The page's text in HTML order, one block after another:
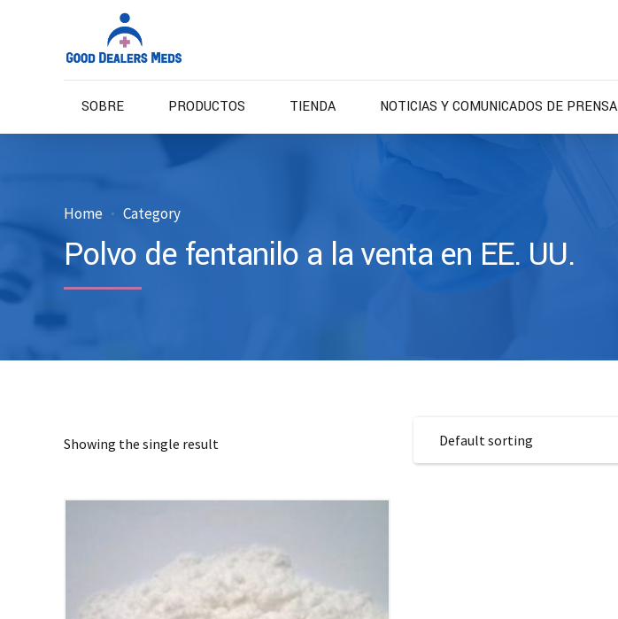
SOBRE PRODUCTOS TIENDA NOTICIAS Y COMUNICADOS DE PRENSA
Home Category
Polvo de fentanilo a la venta en EE. UU.
Showing the single result